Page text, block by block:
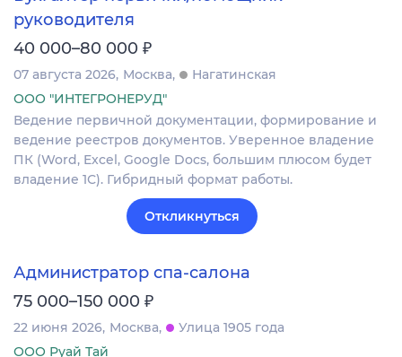
руководителя
40 000–80 000 ₽
07 августа 2026 Москва
Нагатинская
ООО "ИНТЕГРОНЕРУД"
Ведение первичной документации, формирование и
ведение реестров документов. Уверенное владение
ПК (Word, Excel, Google Docs, большим плюсом будет
владение 1С). Гибридный формат работы.
Откликнуться
Администратор спа-салона
75 000–150 000 ₽
22 июня 2026 Москва
Улица 1905 года
ООО Руай Тай